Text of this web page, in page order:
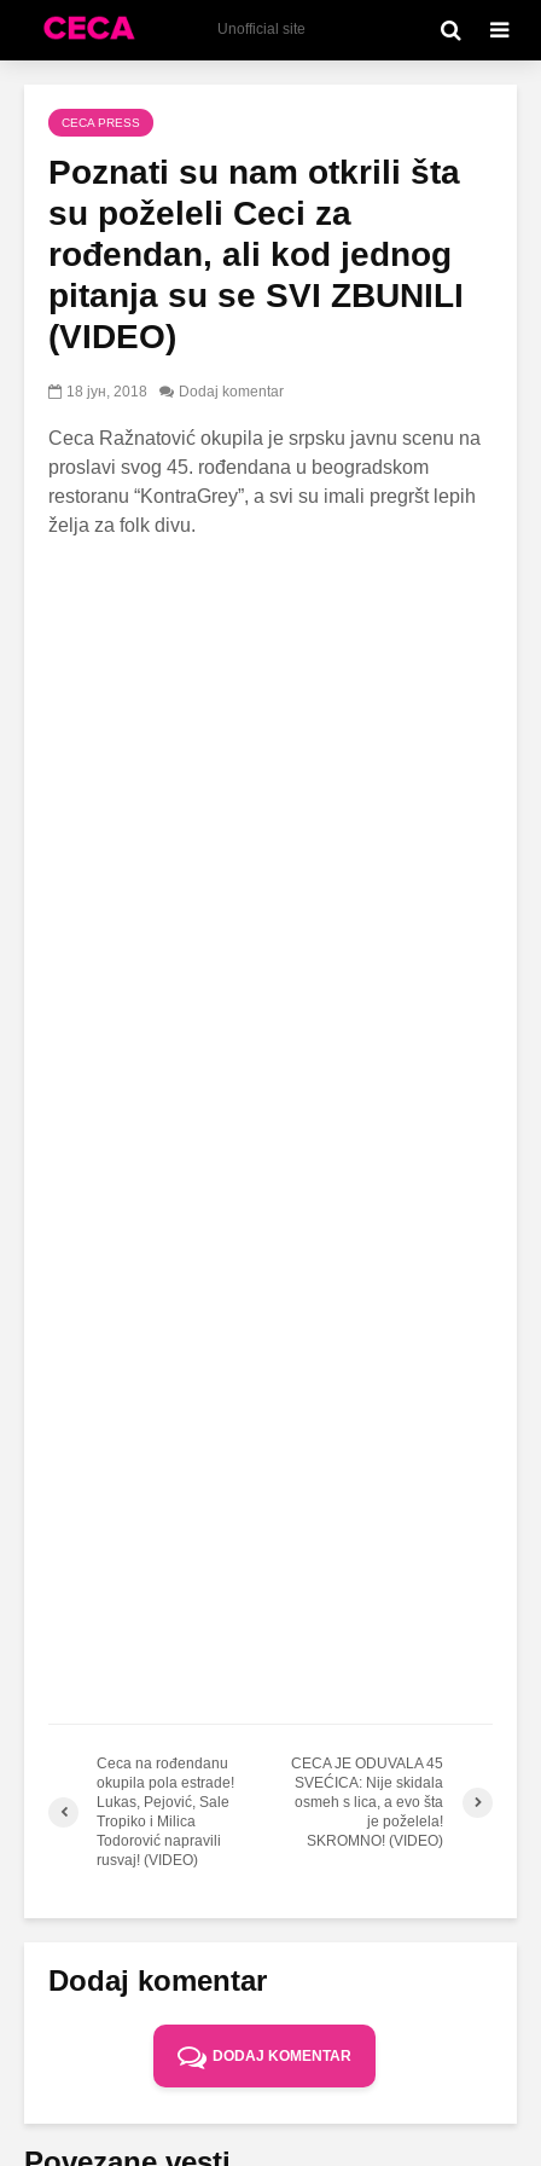
Unofficial site
CECA PRESS
Poznati su nam otkrili šta
su poželeli Ceci za
rođendan, ali kod jednog
pitanja su se SVI ZBUNILI
(VIDEO)
18 јун, 2018 Dodaj komentar
Ceca Ražnatović okupila je srpsku javnu scenu na
proslavi svog 45. rođendana u beogradskom
restoranu “KontraGrey”, a svi su imali pregršt lepih
želja za folk divu.
Ceca na rođendanu
okupila pola estrade!
Lukas, Pejović, Sale
Tropiko i Milica
Todorović napravili
rusvaj! (VIDEO)
CECA JE ODUVALA 45
SVEĆICA: Nije skidala
osmeh s lica, a evo šta
je poželela!
SKROMNO! (VIDEO)
Dodaj komentar
DODAJ KOMENTAR